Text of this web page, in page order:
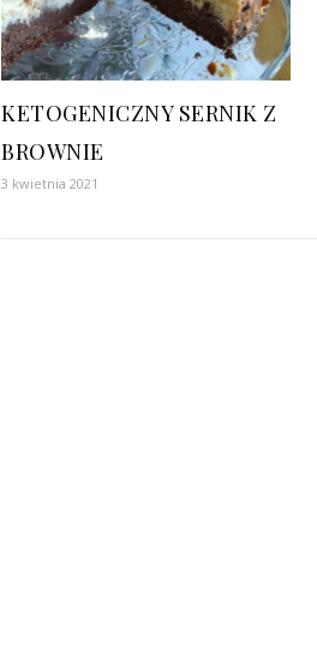
KETOGENICZNY SERNIK Z
BROWNIE
3 kwietnia 2021